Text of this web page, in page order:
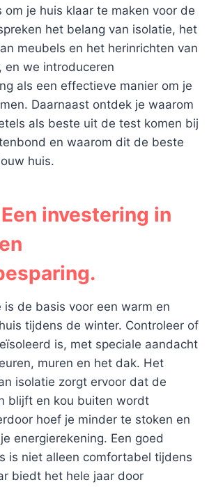
om je huis klaar te maken voor de
het belang van isolatie, het
meubels en het herinrichten van
en we introduceren
als een effectieve manier om je
Daarnaast ontdek je waarom
als beste uit de test komen bij
en waarom dit de beste
huis.
investering in
is de basis voor een warm en
tijdens de winter. Controleer of
is, met speciale aandacht
muren en het dak. Het
isolatie zorgt ervoor dat de
blijft en kou buiten wordt
hoef je minder te stoken en
energierekening. Een goed
is niet alleen comfortabel tijdens
biedt het hele jaar door